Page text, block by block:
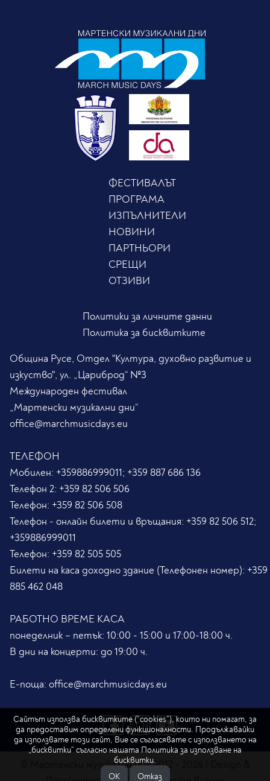
Сайтът използва бисквитките (“cookies”), които ни помагат, за
да предоставим определени функционалности. Продължавайки
да използвате този сайт, Вие се съгласявате с използването на
„бисквитки“ съгласно нашата Политика за използване на
бисквитки.
ОK
Отказ
ФЕСТИВАЛЪТ
ПРОГРАМА
ИЗПЪЛНИТЕЛИ
НОВИНИ
ПАРТНЬОРИ
СРЕЩИ
ОТЗИВИ
Политики за личните данни
Политика за бисквитките
Община Русе, Отдел "Култура, духовно развитие и
изкуство", ул. „Цариброд“ №3
Международен фестивал
„Мартенски музикални дни“
office@marchmusicdays.eu
ТЕЛЕФОН
Мобилен: +359886999011; +359 887 686 136
Телефон 2: +359 82 506 506
Телефон: +359 82 506 508
Телефон - онлайн билети и връщания: +359 82 506 512;
+359886999011
Телефон: +359 82 505 505
Билети на каса доходно здание (Телефонен номер): +359
885 462 048
РАБОТНО ВРЕМЕ КАСА
понеделник – петък: 10:00 - 15:00 и 17:00-18:00 ч.
В дни на концерти: до 19:00 ч.
Е-поща: office@marchmusicdays.eu
© Мартенски музикални дни 2012 - 2026 | Design &